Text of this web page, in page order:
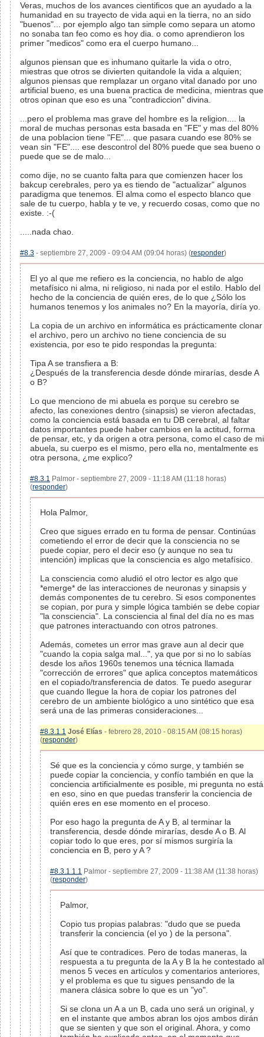
Veras, muchos de los avances cientificos que an ayudado a la
humanidad en su trayecto de vida aqui en la tierra, no an sido
"buenos"... por ejemplo algo tan simple como separa un atomo
no sonaba tan feo como es hoy dia. o como aprendieron los
primer "medicos" como era el cuerpo humano...
algunos piensan que es inhumano quitarle la vida o otro,
miestras que otros se divierten quitandole la vida a alquien;
algunos piensas que remplazar un organo vital danado por uno
artificial bueno, es una buena practica de medicina, mientras que
otros opinan que eso es una "contradiccion" divina.
...pero el problema mas grave del hombre es la religion.... la
moral de muchas personas esta basada en "FE" y mas del 80%
de una poblacion tiene "FE"... que pasara cuando ese 80% se
vean sin "FE".... ese descontrol del 80% puede que sea bueno o
puede que se de malo...
como dije, no se cuanto falta para que comienzen hacer los
bakcup cerebrales, pero ya es tiendo de "actualizar" algunos
paradigma que tenemos. El alma como el especto blanco que
sale de tu cuerpo, habla y te ve, y recuerdo cosas, como que no
existe. :-(
.....nada chao.
#8.3 - septiembre 27, 2009 - 09:04 AM (09:04 horas) (responder)
El yo al que me refiero es la conciencia, no hablo de algo
metafísico ni alma, ni religioso, ni nada por el estilo. Hablo del
hecho de la conciencia de quién eres, de lo que ¿Sólo los
humanos tenemos y los animales no? En la mayoría, diría yo.
La copia de un archivo en informática es prácticamente clonar
el archivo, pero un archivo no tiene conciencia de su
existencia, por eso te pido respondas la pregunta:
Tipa A se transfiera a B:
¿Después de la transferencia desde dónde mirarías, desde A
o B?
Lo que menciono de mi abuela es porque su cerebro se
afecto, las conexiones dentro (sinapsis) se vieron afectadas,
como la conciencia está basada en tu DB cerebral, al faltar
datos importantes puede haber cambios en la actitud, forma
de pensar, etc, y da origen a otra persona, como el caso de mi
abuela, su cuerpo es el mismo, pero ella no, mentalmente es
otra persona, ¿me explico?
#8.3.1 Palmor - septiembre 27, 2009 - 11:18 AM (11:18 horas)
(responder)
Hola Palmor,
Creo que sigues errado en tu forma de pensar. Continúas
cometiendo el error de decir que la consciencia no se
puede copiar, pero el decir eso (y aunque no sea tu
intención) implicas que la consciencia es algo metafísico.
La consciencia como aludió el otro lector es algo que
*emerge* de las interacciones de neuronas y sinapsis y
demás componentes de tu cerebro. Si esos componentes
se copian, por pura y simple lógica también se debe copiar
"la consciencia". La consciencia al final del día no es mas
que patrones interactuando con otros patrones.
Además, cometes un error mas grave aun al decir que
"cuando la copia salga mal...", ya que por si no lo sabías
desde los años 1960s tenemos una técnica llamada
"corrección de errores" que aplica conceptos matemáticos
en el copiado/transferencia de datos. Te puedo asegurar
que cuando llegue la hora de copiar los patrones del
cerebro de un ambiente biológico a uno sintético que esa
será una de las primeras consideraciones...
#8.3.1.1 José Elías - febrero 28, 2010 - 08:15 AM (08:15 horas)
(responder)
Sé que es la conciencia y cómo surge, y también se
puede copiar la conciencia, y confío también en que la
conciencia artificialmente es posible, mi pregunta no está
en eso, sino en que puedas transferir la conciencia de
quién eres en ese momento en el proceso.
Por eso hago la pregunta de A y B, al terminar la
transferencia, desde dónde mirarías, desde A o B. Al
copiar todo lo que eres, por sí mismos surgiría la
conciencia en B, pero y A ?
#8.3.1.1.1 Palmor - septiembre 27, 2009 - 11:38 AM (11:38 horas)
(responder)
Palmor,
Copio tus propias palabras: "dudo que se pueda
transferir la conciencia (el yo ) de la persona".
Así que te contradices. Pero de todas maneras, la
respuesta a tu pregunta de la A y B la he contestado al
menos 5 veces en artículos y comentarios anteriores,
y el problema es que tu sigues pensando de la
manera clásica sobre lo que es un "yo".
Si se clona un A a un B, cada uno será un original, y
en el instante que ambos abran los ojos ambos dirán
que se sienten y que son el original. Ahora, y como